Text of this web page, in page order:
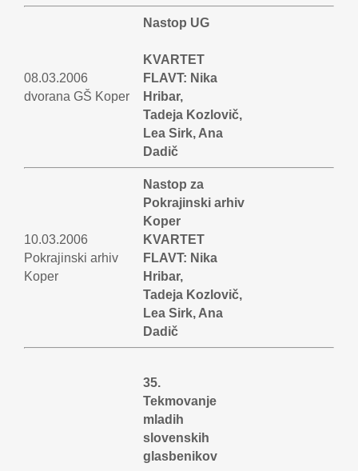
08.03.2006
dvorana GŠ Koper
Nastop UG
KVARTET
FLAVT: Nika
Hribar,
Tadeja Kozlovič,
Lea Sirk, Ana
Dadič
10.03.2006
Pokrajinski arhiv
Koper
Nastop za
Pokrajinski arhiv
Koper
KVARTET
FLAVT: Nika
Hribar,
Tadeja Kozlovič,
Lea Sirk, Ana
Dadič
35.
Tekmovanje
mladih
slovenskih
glasbenikov